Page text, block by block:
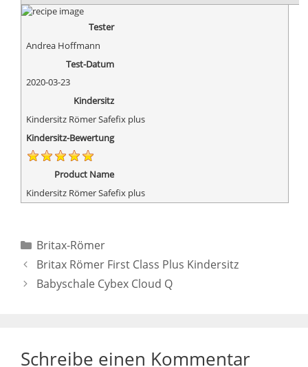
Tester
Andrea Hoffmann
Test-Datum
2020-03-23
Kindersitz
Kindersitz Römer Safefix plus
Kindersitz-Bewertung
Product Name
Kindersitz Römer Safefix plus
Kategorien
Britax-Römer
Britax Römer First Class Plus Kindersitz
Babyschale Cybex Cloud Q
Schreibe einen Kommentar